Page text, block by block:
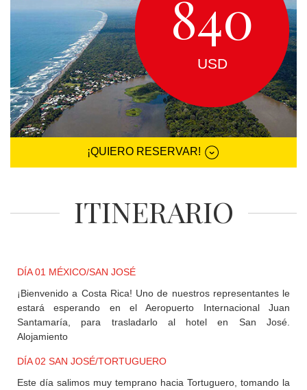
SUDAMERICA
CRUCEROS
FLORIDA
CONTACTO
REGISTRO
840
USD
¡QUIERO RESERVAR!
ITINERARIO
DÍA 01 MÉXICO/SAN JOSÉ
¡Bienvenido a Costa Rica! Uno de nuestros representantes le
estará esperando en el Aeropuerto Internacional Juan
Santamaría, para trasladarlo al hotel en San José.
Alojamiento
DÍA 02 SAN JOSÉ/TORTUGUERO
Este día salimos muy temprano hacia Tortuguero, tomando la